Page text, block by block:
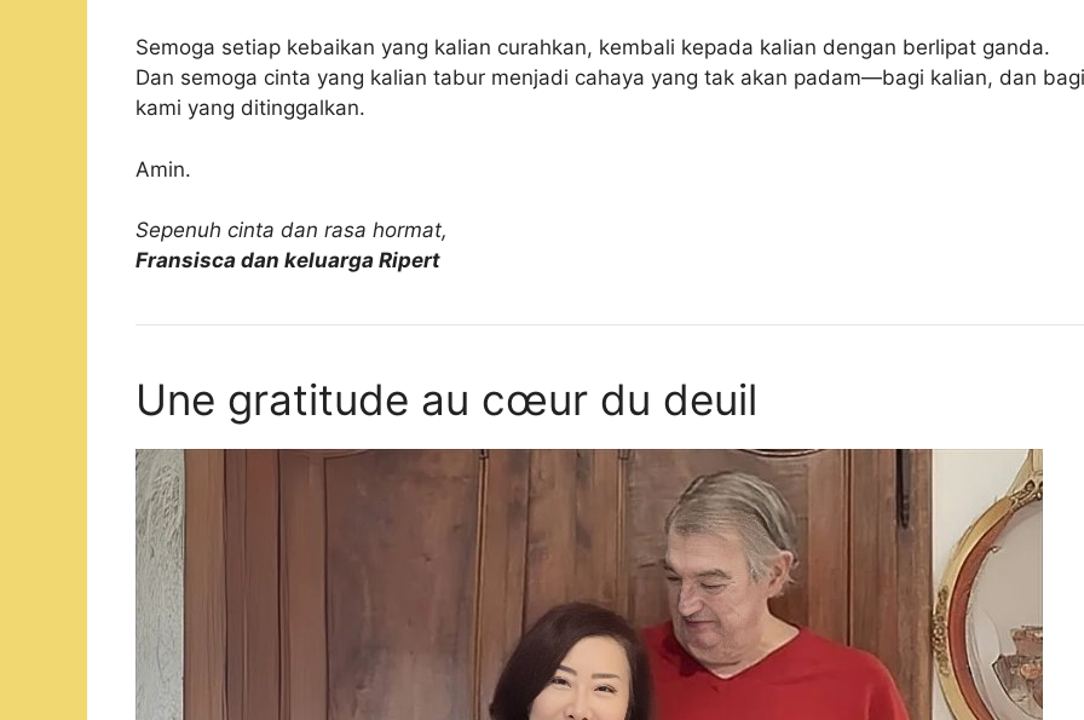
Semoga setiap kebaikan yang kalian curahkan, kembali kepada kalian dengan berlipat ganda.
Dan semoga cinta yang kalian tabur menjadi cahaya yang tak akan padam—bagi kalian, dan bagi
kami yang ditinggalkan.
Amin.
Sepenuh cinta dan rasa hormat,
Fransisca dan keluarga Ripert
Une gratitude au cœur du deuil